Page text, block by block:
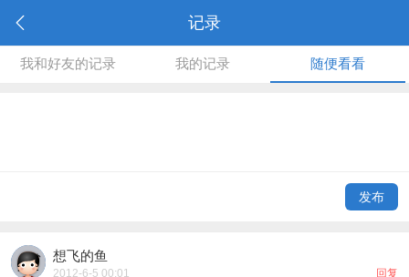
记录
我和好友的记录 我的记录 随便看看
发布
想飞的鱼
2012-6-5 00:01 回复